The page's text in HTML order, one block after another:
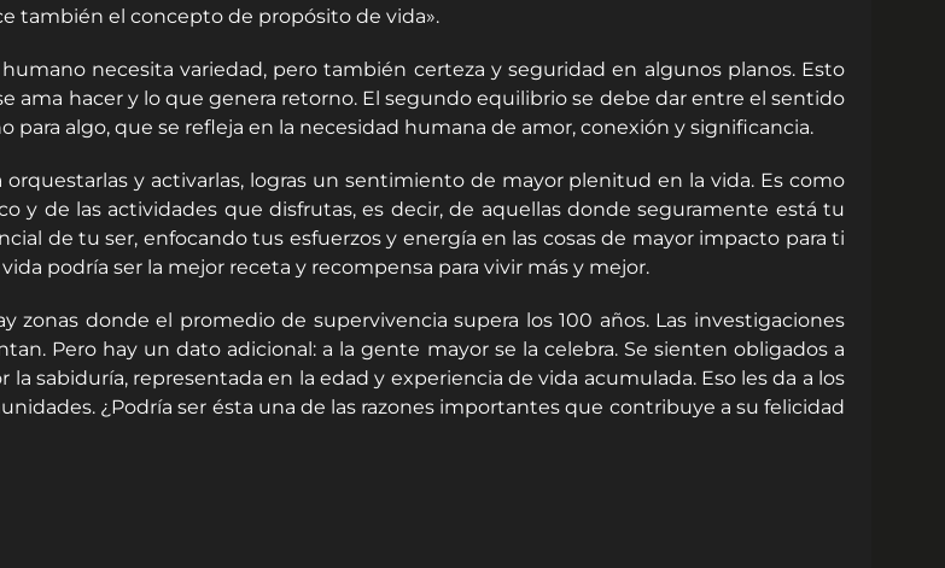
también el concepto de propósito de vida».
necesita variedad, pero también certeza y seguridad en algunos planos. Esto
ama hacer y lo que genera retorno. El segundo equilibrio se debe dar entre el sentido
algo, que se refleja en la necesidad humana de amor, conexión y significancia.
y activarlas, logras un sentimiento de mayor plenitud en la vida. Es como
de las actividades que disfrutas, es decir, de aquellas donde seguramente está tu
de tu ser, enfocando tus esfuerzos y energía en las cosas de mayor impacto para ti
podría ser la mejor receta y recompensa para vivir más y mejor.
donde el promedio de supervivencia supera los 100 años. Las investigaciones
Pero hay un dato adicional: a la gente mayor se la celebra. Se sienten obligados a
sabiduría, representada en la edad y experiencia de vida acumulada. Eso les da a los
¿Podría ser ésta una de las razones importantes que contribuye a su felicidad